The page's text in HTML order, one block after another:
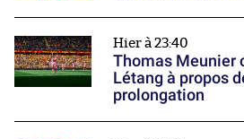
Hier à 23:40
Thomas Meunier
Létang à propos
prolongation